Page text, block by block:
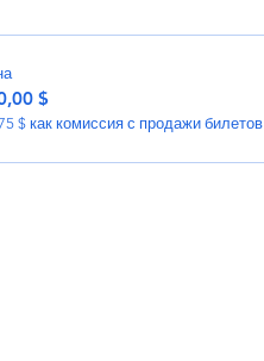
$
$ как комиссия с продажи билетов